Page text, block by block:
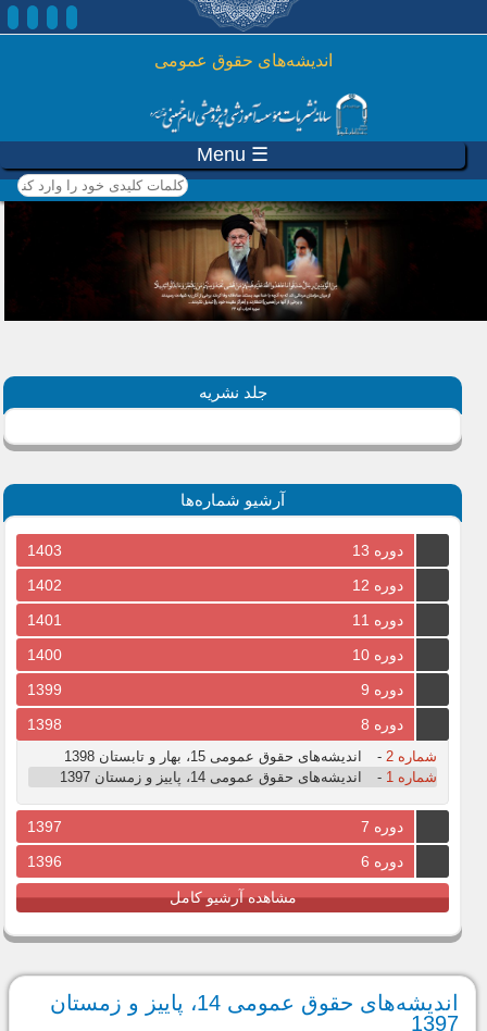
رفتن به محتوای اصلی
اندیشه‌های حقوق عمومی
☰ Menu
کلمات کلیدی خود را وارد
کنید
جلد نشریه
آرشیو شماره‌ها
دوره 13
1403
دوره 12
1402
دوره 11
1401
دوره 10
1400
دوره 9
1399
دوره 8
1398
شماره 2 -
اندیشه‌های حقوق عمومی 15، بهار و تابستان 1398
شماره 1
- اندیشه‌های حقوق عمومی 14، پاییز و زمستان 1397
دوره 7
1397
دوره 6
1396
مشاهده آرشیو کامل
اندیشه‌های حقوق عمومی 14، پاییز و زمستان
1397